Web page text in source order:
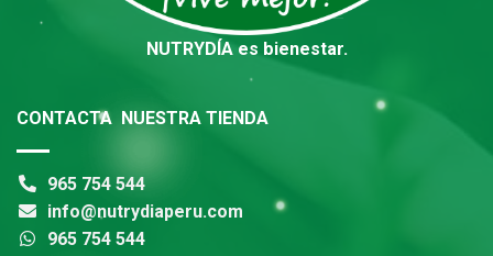
NUTRYDÍA es bienestar.
CONTACTA NUESTRA TIENDA
965 754 544
info@nutrydiaperu.com
965 754 544